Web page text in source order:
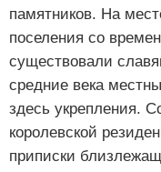
памятников. На
поселения со
существовали
средние века
здесь укрепления.
королевской
приписки